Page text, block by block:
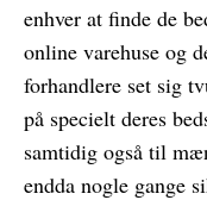
enhver at finde de
online varehuse og
forhandlere set sig
på specielt deres
samtidig også til
endda nogle gange